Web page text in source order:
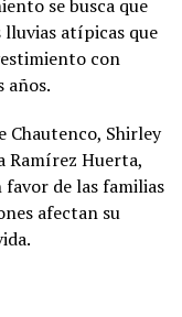
se busca que
atípicas que
con
años.
Chautenco, Shirley
Ramírez Huerta,
de las familias
afectan su